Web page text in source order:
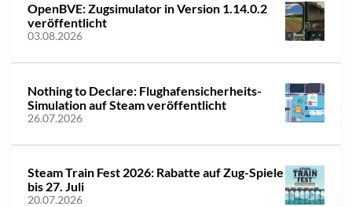
OpenBVE: Zugsimulator in Version 1.14.0.2
veröffentlicht
03.08.2026
Nothing to Declare: Flughafensicherheits-
Simulation auf Steam veröffentlicht
26.07.2026
Steam Train Fest 2026: Rabatte auf Zug-Spiele
bis 27. Juli
20.07.2026